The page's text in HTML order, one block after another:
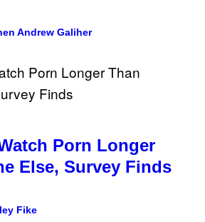
Andrew Galiher
Porn Longer
Else, Survey Finds
Fike